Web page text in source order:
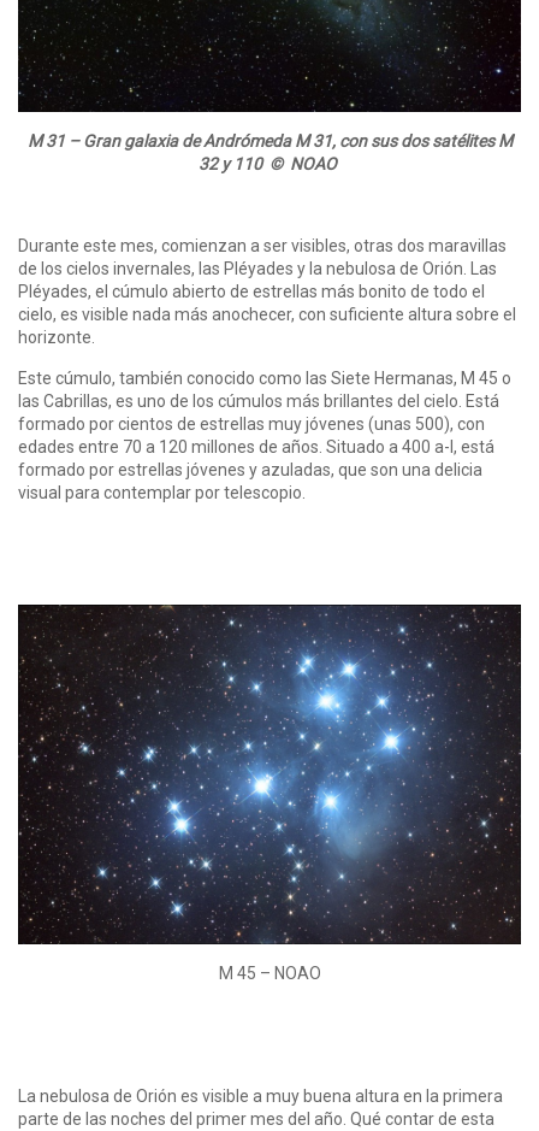
M 31 – Gran galaxia de Andrómeda M 31, con sus dos satélites M
32 y 110 © NOAO
Durante este mes, comienzan a ser visibles, otras dos maravillas
de los cielos invernales, las Pléyades y la nebulosa de Orión. Las
Pléyades, el cúmulo abierto de estrellas más bonito de todo el
cielo, es visible nada más anochecer, con suficiente altura sobre el
horizonte.
Este cúmulo, también conocido como las Siete Hermanas, M 45 o
las Cabrillas, es uno de los cúmulos más brillantes del cielo. Está
formado por cientos de estrellas muy jóvenes (unas 500), con
edades entre 70 a 120 millones de años. Situado a 400 a-l, está
formado por estrellas jóvenes y azuladas, que son una delicia
visual para contemplar por telescopio.
M 45 – NOAO
La nebulosa de Orión es visible a muy buena altura en la primera
parte de las noches del primer mes del año. Qué contar de esta